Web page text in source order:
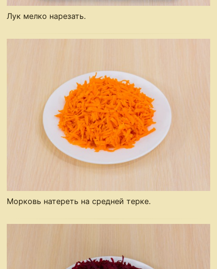
Лук мелко нарезать.
Морковь натереть на средней терке.